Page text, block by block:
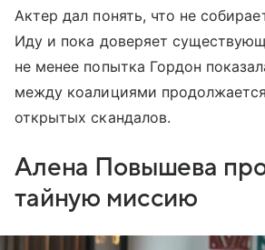
Актер дал понять, что не
Иду и пока доверяет
не менее попытка Гордон
между коалициями
открытых скандалов.
Алена Повышева
тайную миссию